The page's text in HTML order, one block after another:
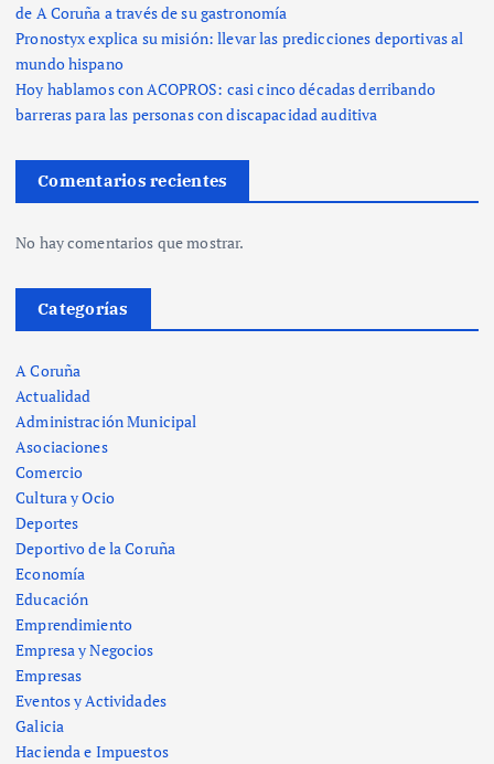
de A Coruña a través de su gastronomía
Pronostyx explica su misión: llevar las predicciones deportivas al
mundo hispano
Hoy hablamos con ACOPROS: casi cinco décadas derribando
barreras para las personas con discapacidad auditiva
Comentarios recientes
No hay comentarios que mostrar.
Categorías
A Coruña
Actualidad
Administración Municipal
Asociaciones
Comercio
Cultura y Ocio
Deportes
Deportivo de la Coruña
Economía
Educación
Emprendimiento
Empresa y Negocios
Empresas
Eventos y Actividades
Galicia
Hacienda e Impuestos